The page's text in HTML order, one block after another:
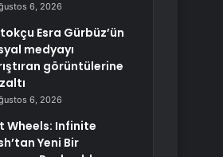
6, 2026
Esra Gürbüz’ün
medyayı
görüntülerine
6, 2026
Wheels: Infinite
Yeni Bir